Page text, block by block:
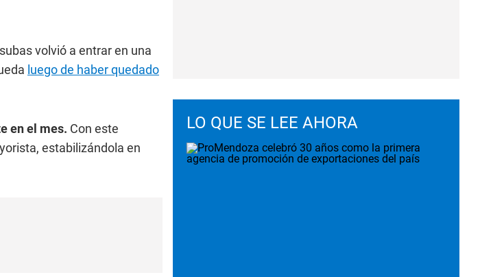
volvió a entrar en una
luego de haber quedado
en el mes. Con este
estabilizándola en
LO QUE SE LEE AHORA